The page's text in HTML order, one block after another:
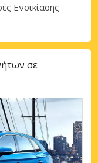
Ενοικίασης
σε